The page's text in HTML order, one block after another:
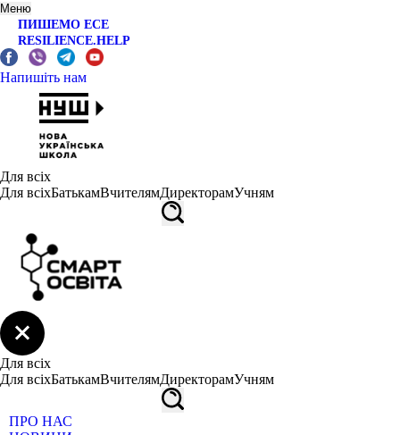
Меню
ПИШЕМО ЕСЕ
RESILIENCE.HELP
Напишіть нам
Для всіх
Для всіхБатькамВчителямДиректорамУчням
Для всіх
Для всіхБатькамВчителямДиректорамУчням
ПРО НАС